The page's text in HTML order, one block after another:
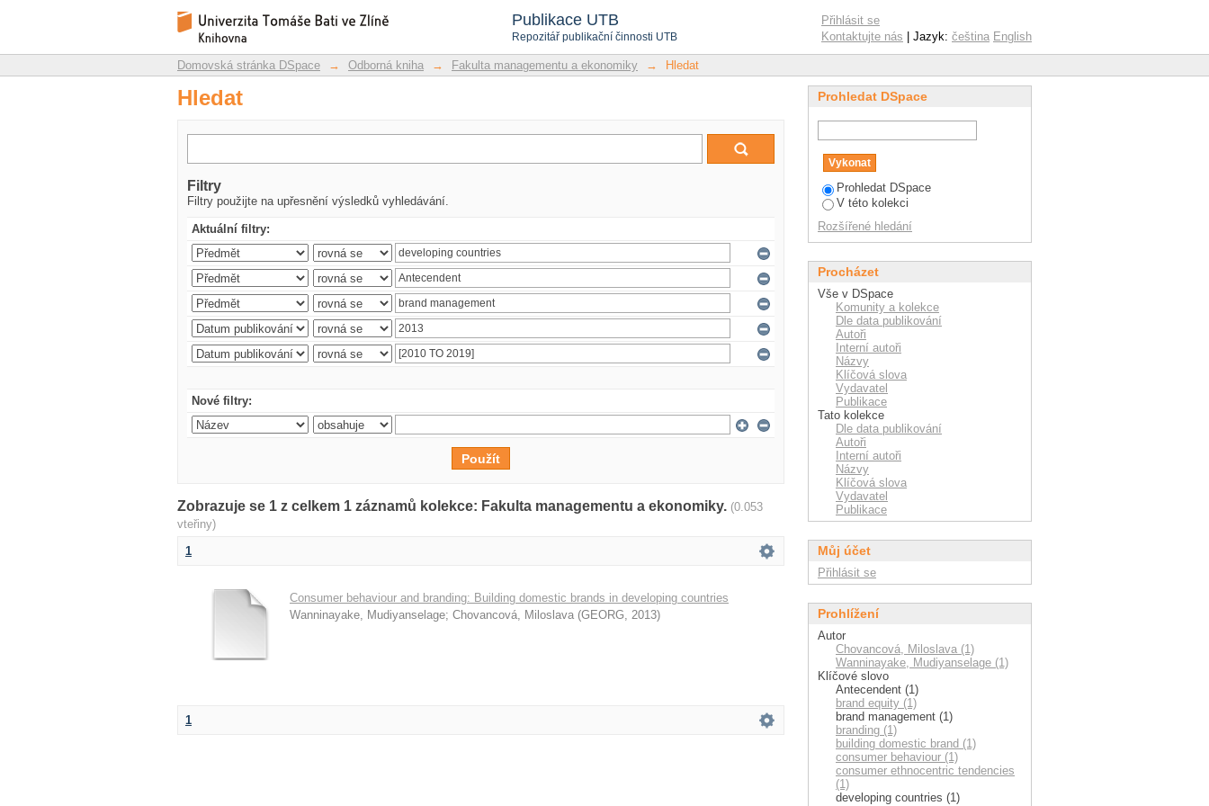
Publikace UTB
Repozitář publikační činnosti UTB
Hledat
Repozitář DSpace/Manakin
Přihlásit se
Kontaktujte nás | Jazyk: čeština English
Domovská stránka DSpace → Odborná kniha → Fakulta managementu a ekonomiky → Hledat
Hledat
Filtry
Filtry použijte na upřesnění výsledků vyhledávání.
Aktuální filtry:
Nové filtry:
Zobrazuje se 1 z celkem 1 záznamů kolekce: Fakulta managementu a ekonomiky. (0.053
vteřiny)
1
Consumer behaviour and branding: Building domestic brands in developing countries
Wanninayake, Mudiyanselage; Chovancová, Miloslava (GEORG, 2013)
1
Prohledat DSpace
Prohledat DSpace
V této kolekci
Rozšířené hledání
Procházet
Vše v DSpace
Komunity a kolekce
Dle data publikování
Autoři
Interní autoři
Názvy
Klíčová slova
Vydavatel
Publikace
Tato kolekce
Dle data publikování
Autoři
Interní autoři
Názvy
Klíčová slova
Vydavatel
Publikace
Můj účet
Přihlásit se
Prohlížení
Autor
Chovancová, Miloslava (1)
Wanninayake, Mudiyanselage (1)
Klíčové slovo
Antecendent (1)
brand equity (1)
brand management (1)
branding (1)
building domestic brand (1)
consumer behaviour (1)
consumer ethnocentric tendencies
(1)
developing countries (1)